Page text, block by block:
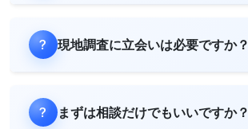
現地調査に立会いは必要ですか？
まずは相談だけでもいいですか？